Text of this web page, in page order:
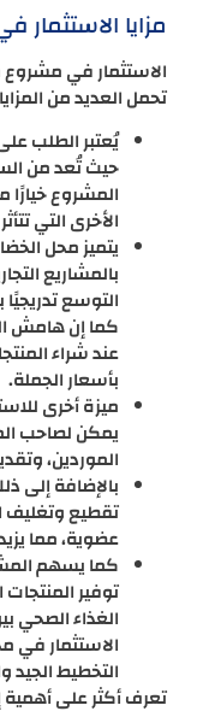
مزايا
الاستثمار في مشروع
تحمل العديد من
يُعتبر الطلب
حيث تُعد من
المشروع خيارًا
الأخرى التي
يتميز محل
بالمشاريع
التوسع
كما إن هامش
عند شراء
بأسعار الجملة.
ميزة أخرى
يمكن لصاحب
الموردين،
بالإضافة إلى
تقطيع وتغليف
عضوية، مما
كما يسهم
توفير
الغذاء الصحي
الاستثمار في
التخطيط الجيد
تعرف أكثر على أهمية